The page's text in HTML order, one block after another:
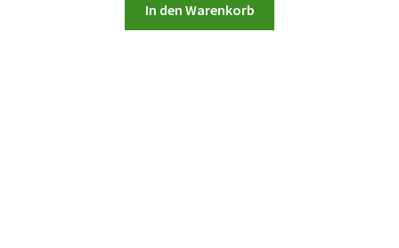
In den Warenkorb